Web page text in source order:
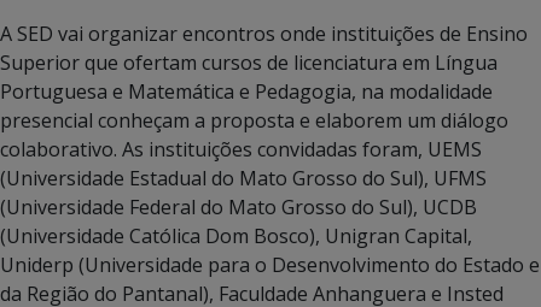
A SED vai organizar encontros onde instituições de Ensino
Superior que ofertam cursos de licenciatura em Língua
Portuguesa e Matemática e Pedagogia, na modalidade
presencial conheçam a proposta e elaborem um diálogo
colaborativo. As instituições convidadas foram, UEMS
(Universidade Estadual do Mato Grosso do Sul), UFMS
(Universidade Federal do Mato Grosso do Sul), UCDB
(Universidade Católica Dom Bosco), Unigran Capital,
Uniderp (Universidade para o Desenvolvimento do Estado e
da Região do Pantanal), Faculdade Anhanguera e Insted